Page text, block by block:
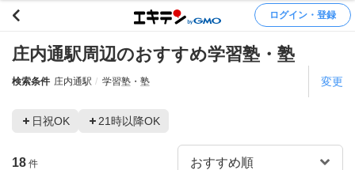
ログイン・登録
庄内通駅周辺のおすすめ学習塾・塾
検索条件 庄内通駅 学習塾・塾 変更
日祝OK 21時以降OK
18 件